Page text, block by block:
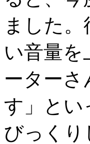
ました
い音量
ーター
す」とい
びっくり